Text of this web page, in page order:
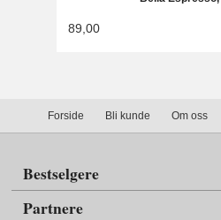
89,00
Forside Bli kunde Om oss
Bestselgere
Partnere